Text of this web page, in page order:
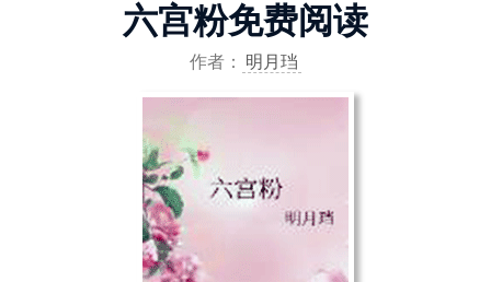
六宫粉免费阅读
作者： 明月珰